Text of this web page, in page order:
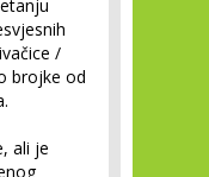
/
brojke od
ali je